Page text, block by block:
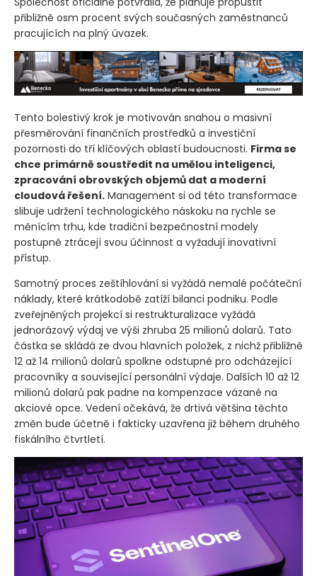
bodem je výrazné snížení personálních kapacit.
Společnost oficiálně potvrdila, že plánuje propustit
přibližně osm procent svých současných zaměstnanců
pracujících na plný úvazek.
Tento bolestivý krok je motivován snahou o masivní
přesměrování finančních prostředků a investiční
pozornosti do tří klíčových oblastí budoucnosti.Firma se
chce primárně soustředit na umělou inteligenci,
zpracování obrovských objemů dat a moderní
cloudová řešení. Management si od této transformace
slibuje udržení technologického náskoku na rychle se
měnícím trhu, kde tradiční bezpečnostní modely
postupně ztrácejí svou účinnost a vyžadují inovativní
přístup.
Samotný proces zeštíhlování si vyžádá nemalé počáteční
náklady, které krátkodobě zatíží bilanci podniku. Podle
zveřejněných projekcí si restrukturalizace vyžádá
jednorázový výdaj ve výši zhruba 25 milionů dolarů. Tato
částka se skládá ze dvou hlavních položek, z nichž přibližně
12 až 14 milionů dolarů spolkne odstupné pro odcházející
pracovníky a související personální výdaje. Dalších 10 až 12
milionů dolarů pak padne na kompenzace vázané na
akciové opce. Vedení očekává, že drtivá většina těchto
změn bude účetně i fakticky uzavřena již během druhého
fiskálního čtvrtletí.